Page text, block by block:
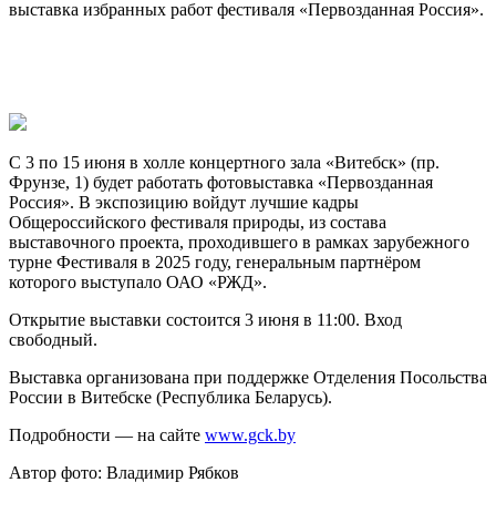
выставка избранных работ фестиваля «Первозданная Россия».
С 3 по 15 июня в холле концертного зала «Витебск» (пр.
Фрунзе, 1) будет работать фотовыставка «Первозданная
Россия». В экспозицию войдут лучшие кадры
Общероссийского фестиваля природы, из состава
выставочного проекта, проходившего в рамках зарубежного
турне Фестиваля в 2025 году, генеральным партнёром
которого выступало ОАО «РЖД».
Открытие выставки состоится 3 июня в 11:00. Вход
свободный.
Выставка организована при поддержке Отделения Посольства
России в Витебске (Республика Беларусь).
Подробности — на сайте www.gck.by
Автор фото: Владимир Рябков